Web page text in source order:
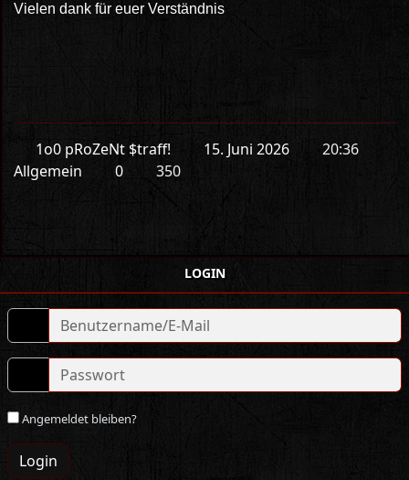
Vielen dank für euer Verständnis
1o0 pRoZeNt $traff! 15. Juni 2026
20:36
Allgemein
0 350
LOGIN
Angemeldet bleiben?
Login